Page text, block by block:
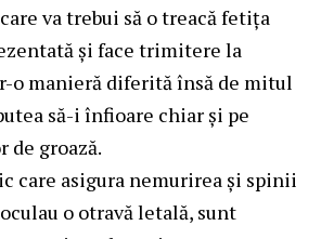
va trebui să o treacă fetița
și face trimitere la
manieră diferită însă de mitul
să-i înfioare chiar și pe
groază.
care asigura nemurirea și spinii
o otravă letală, sunt